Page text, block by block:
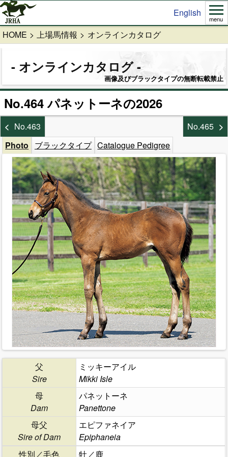
English
menu
HOME 上場馬情報 オンラインカタログ
オンラインカタログ
画像及びブラックタイプの無断転載禁止
No.464 パネットーネの2026
No.463
No.465
Photo
ブラックタイプ Catalogue Pedigree
父
Sire
ミッキーアイル
Mikki Isle
母
Dam
パネットーネ
Panettone
母父
Sire of Dam
エピファネイア
Epiphaneia
性別／毛色
牡／鹿